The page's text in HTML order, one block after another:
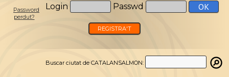
Login Passwd
Password
perdut?
REGISTRA'T
Buscar ciutat de CATALANSALMON: